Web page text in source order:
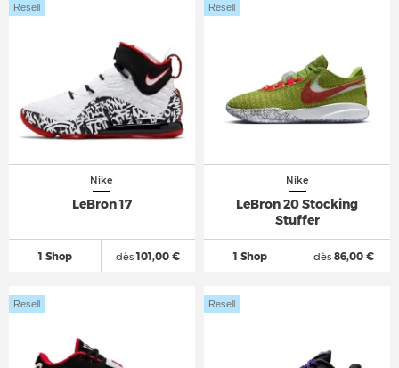
Nike
LeBron 17
1 Shop
Resell
dès101,00 €
Nike
LeBron 20 Stocking
Stuffer
1 Shop
Resell
dès86,00 €
Resell Resell